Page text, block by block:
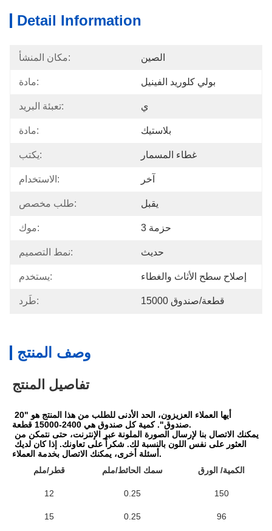
Detail Information
مكان المنشأ: الصين
مادة: بولي كلوريد الفينيل
تعبئة البريد: ي
مادة: بلاستيك
يكتب: غطاء المسمار
الاستخدام: آخر
طلب مخصص: يقبل
موك: 3 حزمة
نمط التصميم: حديث
يستخدم: إصلاح سطح الأثاث والغطاء
طَرد: 15000 قطعة/صندوق
وصف المنتج
تفاصيل المنتج
صندوق". كمية كل صندوق هي 2400-15000 قطعة.
أسئلة أخرى، يمكنك الاتصال بخدمة العملاء.
قطر/ملم
سمك الحائط/ملم الكمية/ الورق
12 0.25 150
15 0.25 96